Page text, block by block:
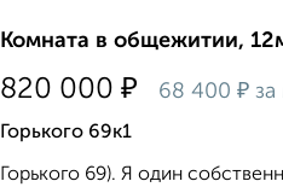
Комната в общежитии,
820 000 ₽ 68 400 ₽ за
Горького 69к1
Горького 69). Я один